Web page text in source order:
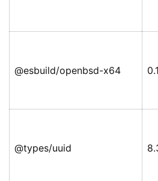
@esbuild/openbsd-x64
@types/uuid